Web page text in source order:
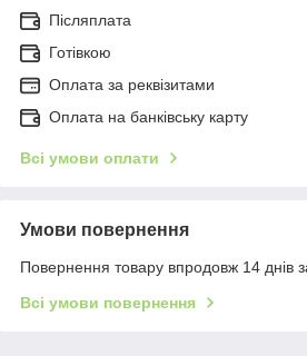
Післяплата
Готівкою
Оплата за реквізитами
Оплата на банківську карту
Всі умови оплати
Умови повернення
Повернення товару впродовж 14 днів
Всі умови повернення